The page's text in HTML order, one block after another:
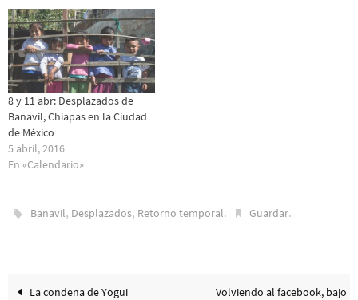
8 y 11 abr: Desplazados de
Banavil, Chiapas en la Ciudad
de México
5 abril, 2016
En «Calendario»
Banavil, Desplazados, Retorno temporal. Guardar.
La condena de Yogui
Volviendo al facebook, bajo